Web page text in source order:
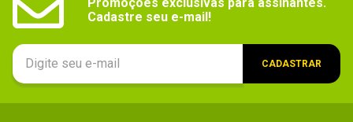
embalagem
X
Cadastre seu e-mail!
CADASTRAR